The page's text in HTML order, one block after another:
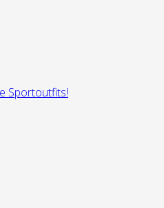
Sportoutfits!